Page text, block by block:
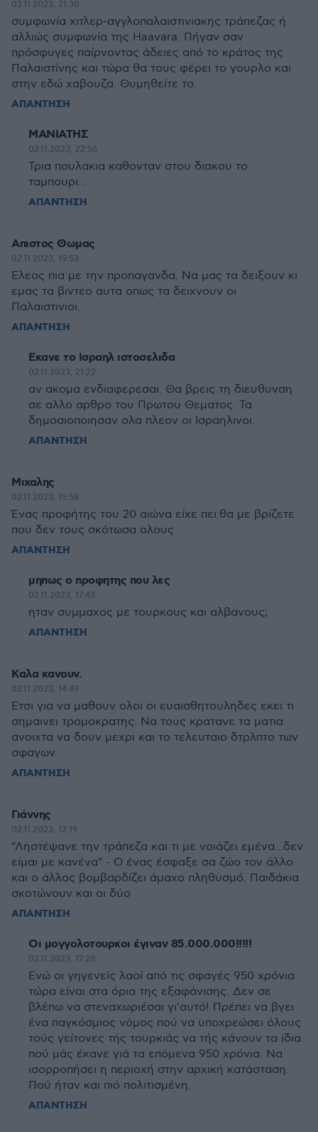
02.11.2023, 21:30
συμφωνία χιτλερ-αγγλοπαλαιστινιακης τράπεζας ή
αλλιώς συμφωνία της Haavara. Πήγαν σαν
πρόσφυγες παίρνοντας άδειες από το κράτος της
Παλαιστίνης και τώρα θα τους φέρει το γουρλο και
στην εδώ χαβουζα. Θυμηθείτε το.
ΑΠΑΝΤΗΣΗ
ΜΑΝΙΑΤΗΣ
02.11.2023, 22:56
Τρια πουλακια καθονταν στου διακου το
ταμπουρι...
ΑΠΑΝΤΗΣΗ
Απιστος Θωμας
02.11.2023, 19:53
Ελεος πια με την προπαγανδα. Να μας τα δειξουν κι
εμας τα βιντεο αυτα οπως τα δειχνουν οι
Παλαιστινιοι.
ΑΠΑΝΤΗΣΗ
Εκανε το Ισραηλ ιστοσελιδα
02.11.2023, 21:22
αν ακομα ενδιαφερεσαι. Θα βρεις τη διευθυνση
σε αλλο αρθρο του Πρωτου Θεματος. Τα
δημοσιοποιησαν ολα πλεον οι Ισραηλινοι.
ΑΠΑΝΤΗΣΗ
Μιχαλης
02.11.2023, 15:58
Ένας προφήτης του 20 αιώνα είχε πει:θα με βρίζετε
που δεν τους σκότωσα ολους
ΑΠΑΝΤΗΣΗ
μηπως ο προφητης που λες
02.11.2023, 17:43
ηταν συμμαχος με τουρκους και αλβανους;
ΑΠΑΝΤΗΣΗ
Καλα κανουν.
02.11.2023, 14:49
Ετσι για να μαθουν ολοι οι ευαισθητουληδες εκει τι
σημαινει τρομοκρατης. Να τους κρατανε τα ματια
ανοιχτα να δουν μεχρι και το τελευταιο δτρλπτο των
σφαγων.
ΑΠΑΝΤΗΣΗ
Γιάννης
02.11.2023, 12:19
"Ληστέψανε την τράπεζα και τι με νοιάζει εμένα...δεν
είμαι με κανένα" - Ο ένας έσφαξε σα ζώο τον άλλο
και ο άλλος βομβαρδίζει άμαχο πληθυσμό. Παιδάκια
σκοτώνουν και οι δύο
ΑΠΑΝΤΗΣΗ
Οι μογγολοτουρκοι έγιναν 85.000.000!!!!!
02.11.2023, 17:28
Ενώ οι γηγενείς λαοί από τις σφαγές 950 χρόνια
τώρα είναι στα όρια της εξαφάνισης. Δεν σε
βλέπω να στεναχωριέσαι γι'αυτό! Πρέπει να βγει
ένα παγκόσμιος νόμος πού να υποχρεώσει όλους
τούς γείτονες τής τουρκιάς να τής κάνουν τα ίδια
πού μάς έκανε γιά τα επόμενα 950 χρόνια. Να
ισορροπήσει η περιοχή στην αρχική κατάσταση.
Πού ήταν και πιό πολιτισμένη.
ΑΠΑΝΤΗΣΗ